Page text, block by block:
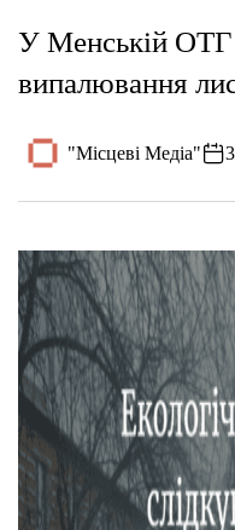
У Менській ОТГ
випалювання
"Місцеві Медіа"